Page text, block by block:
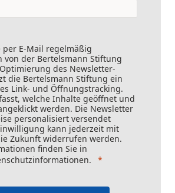
per E-Mail regelmäßig
von der Bertelsmann Stiftung
des Newsletter-
die Bertelsmann Stiftung ein
Link- und Öffnungstracking.
welche Inhalte geöffnet und
werden. Die Newsletter
personalisiert versendet
kann jederzeit mit
Zukunft widerrufen werden.
finden Sie in
.